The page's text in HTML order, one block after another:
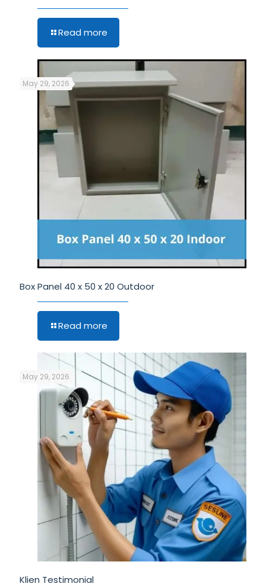
Read more
May 29, 2026
Box Panel 40 x 50 x 20 Outdoor
Read more
May 29, 2026
Klien Testimonial